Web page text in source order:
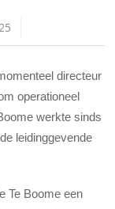
directeur
operationeel
werkte sinds
leidinggevende
Te Boome een